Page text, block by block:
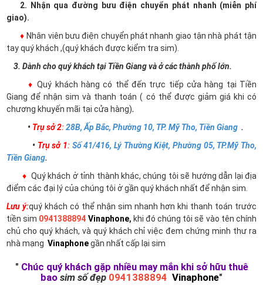
2. Nhận qua đường bưu điện chuyển phát nhanh (miễn phí
giao).
♦ Nhân viên bưu điện chuyển phát nhanh giao tận nhà phát tận
tay quý khách ,(quý khách được kiểm tra sim).
3. Dành cho quý khách tại Tiền Giang và ở các thành phố lớn.
♦ Quý khách hàng có thể đến trực tiếp cửa hàng tại Tiền
Giang để nhận sim và thanh toán ( có thể được giảm giá khi có
chương khuyến mãi tại cửa hàng).
• Trụ sở 2:28B, Ấp Bắc, Phường 10, TP. Mỹ Tho, Tiền Giang .
• Trụ sở 1: Số 41/416, Lý Thường Kiệt, Phường 05, TP.Mỹ Tho,
Tiền Giang.
♦ Quý khách ở tỉnh thành khác, chúng tôi sẽ hướng dẫn lại địa
điểm các đại lý của chúng tôi ở gần quý khách nhất để nhận sim.
Lưu ý:quý khách có thể nhận sim nhanh hơn khi thanh toán trước
tiền sim 0941388894 Vinaphone, khi đó chúng tôi sẽ vào tên chính
chủ cho quý khách, và quý khách chỉ việc đem chứng minh thư ra
nhà mạng Vinaphonegần nhất cấp lại sim
" Chúc quý khách gặp nhiều may mắn khi sở hữu thuê
bao sim số đẹp 0941388894 Vinaphone"